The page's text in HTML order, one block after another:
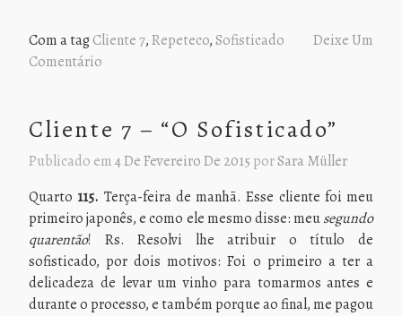
Com a tagCliente 7,Repeteco,Sofisticado
Deixe Um
Comentário
Cliente 7 – “O Sofisticado”
Publicado em4 De Fevereiro De 2015 porSara Müller
Quarto 115. Terça-feira de manhã. Esse cliente foi meu
primeiro japonês, e como ele mesmo disse: meusegundo
quarentão! Rs. Resolvi lhe atribuir o título de
sofisticado, por dois motivos: Foi o primeiro a ter a
delicadeza de levar um vinho para tomarmos antes e
durante o processo, e também porque ao final, me pagou